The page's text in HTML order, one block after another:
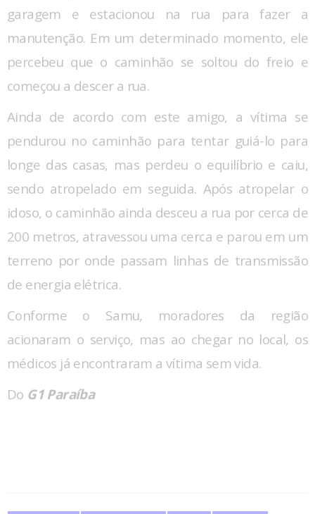
garagem e estacionou na rua para fazer a
manutenção. Em um determinado momento, ele
percebeu que o caminhão se soltou do freio e
começou a descer a rua.
Ainda de acordo com este amigo, a vítima se
pendurou no caminhão para tentar guiá-lo para
longe das casas, mas perdeu o equilíbrio e caiu,
sendo atropelado em seguida. Após atropelar o
idoso, o caminhão ainda desceu a rua por cerca de
200 metros, atravessou uma cerca e parou em um
terreno por onde passam linhas de transmissão
de energia elétrica.
Conforme o Samu, moradores da região
acionaram o serviço, mas ao chegar no local, os
médicos já encontraram a vítima sem vida.
Do G1 Paraíba